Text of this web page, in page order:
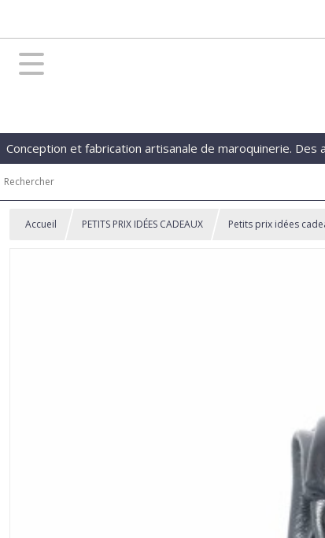
Conception et fabrication artisanale de maroquinerie.
Accueil PETITS PRIX IDÉES CADEAUX Petits prix idées